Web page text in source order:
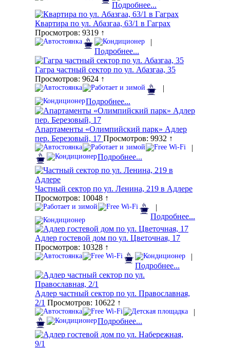
Подробнее...
Квартира по ул. Абазгаа, 63/1 в Гаграх
Просмотров: 9319 ↑
|
Подробнее...
Гагра частный сектор по ул. Абазгаа, 35
Просмотров: 9624 ↑
|
Подробнее...
Апартаменты «Олимпийский парк» Адлер
пер. Березовый, 17 Просмотров: 9932 ↑
|
Подробнее...
Частный сектор по ул. Ленина, 219 в Адлере
Просмотров: 10048 ↑
|
Подробнее...
Адлер гостевой дом по ул. Цветочная, 17
Просмотров: 10328 ↑
|
Подробнее...
Адлер частный сектор по ул. Православная,
2/1 Просмотров: 10622 ↑
|
Подробнее...